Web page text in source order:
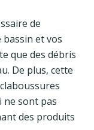
de
et vos
que des débris
De plus, cette
ne sont pas
des produits